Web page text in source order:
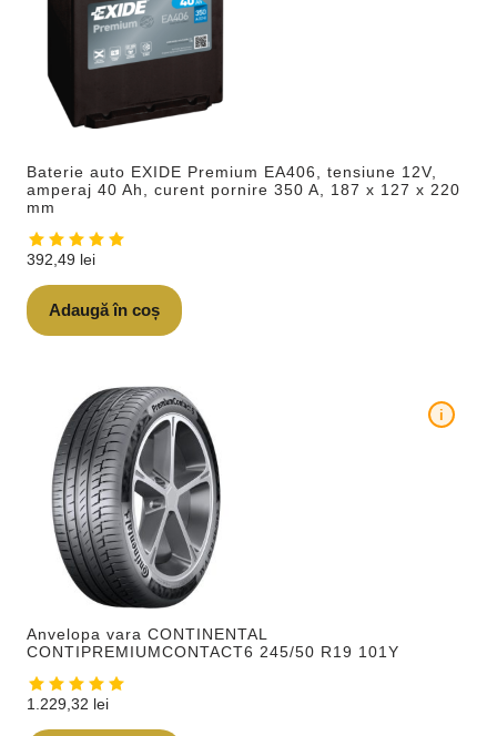
Baterie auto EXIDE Premium EA406, tensiune 12V,
amperaj 40 Ah, curent pornire 350 A, 187 x 127 x 220
mm
392,49 lei
Adaugă în coș
Anvelopa vara CONTINENTAL
CONTIPREMIUMCONTACT6 245/50 R19 101Y
i
1.229,32 lei